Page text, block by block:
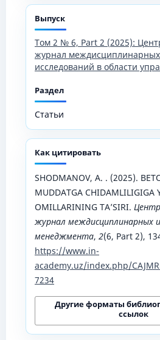
Выпуск
Том 2 № 6, Part 2 (2025):
журнал
исследований в области
Раздел
Статьи
Как цитировать
SHODMANOV, A. . (2025).
MUDDATGA CHIDAMLILIGIGA
OMILLARINING TA’SIRI.
журнал междисциплинарных
менеджмента, 2(6, Part 2),
https://www.in-
academy.uz/index.php/
7234
Другие форматы
ссылок